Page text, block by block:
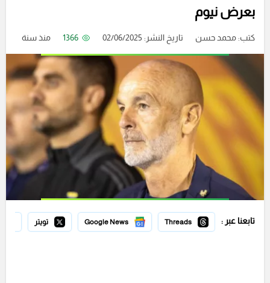
بعرض نيوم
كتب:محمد حسن تاريخ النشر: 02/06/2025 1366 منذ سنة
تابعنا عبر : Threads
Google News تويتر